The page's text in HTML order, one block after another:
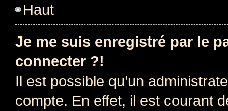
Haut
Je me suis enregistré par le
connecter ?!
Il est possible qu’un
compte. En effet, il est courant